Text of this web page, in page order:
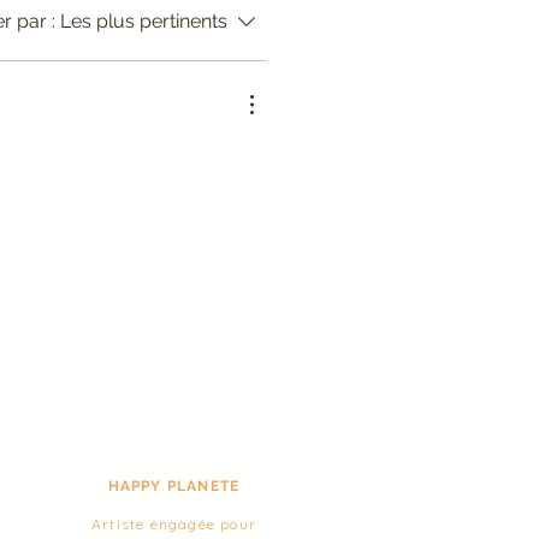
par : Les plus pertinents
HAPPY PLANETE
Artiste engagée pour